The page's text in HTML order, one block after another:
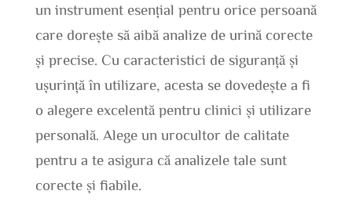
un instrument esențial pentru orice persoană
care dorește să aibă analize de urină corecte
și precise. Cu caracteristici de siguranță și
ușurință în utilizare, acesta se dovedește a fi
o alegere excelentă pentru clinici și utilizare
personală. Alege un urocultor de calitate
pentru a te asigura că analizele tale sunt
corecte și fiabile.